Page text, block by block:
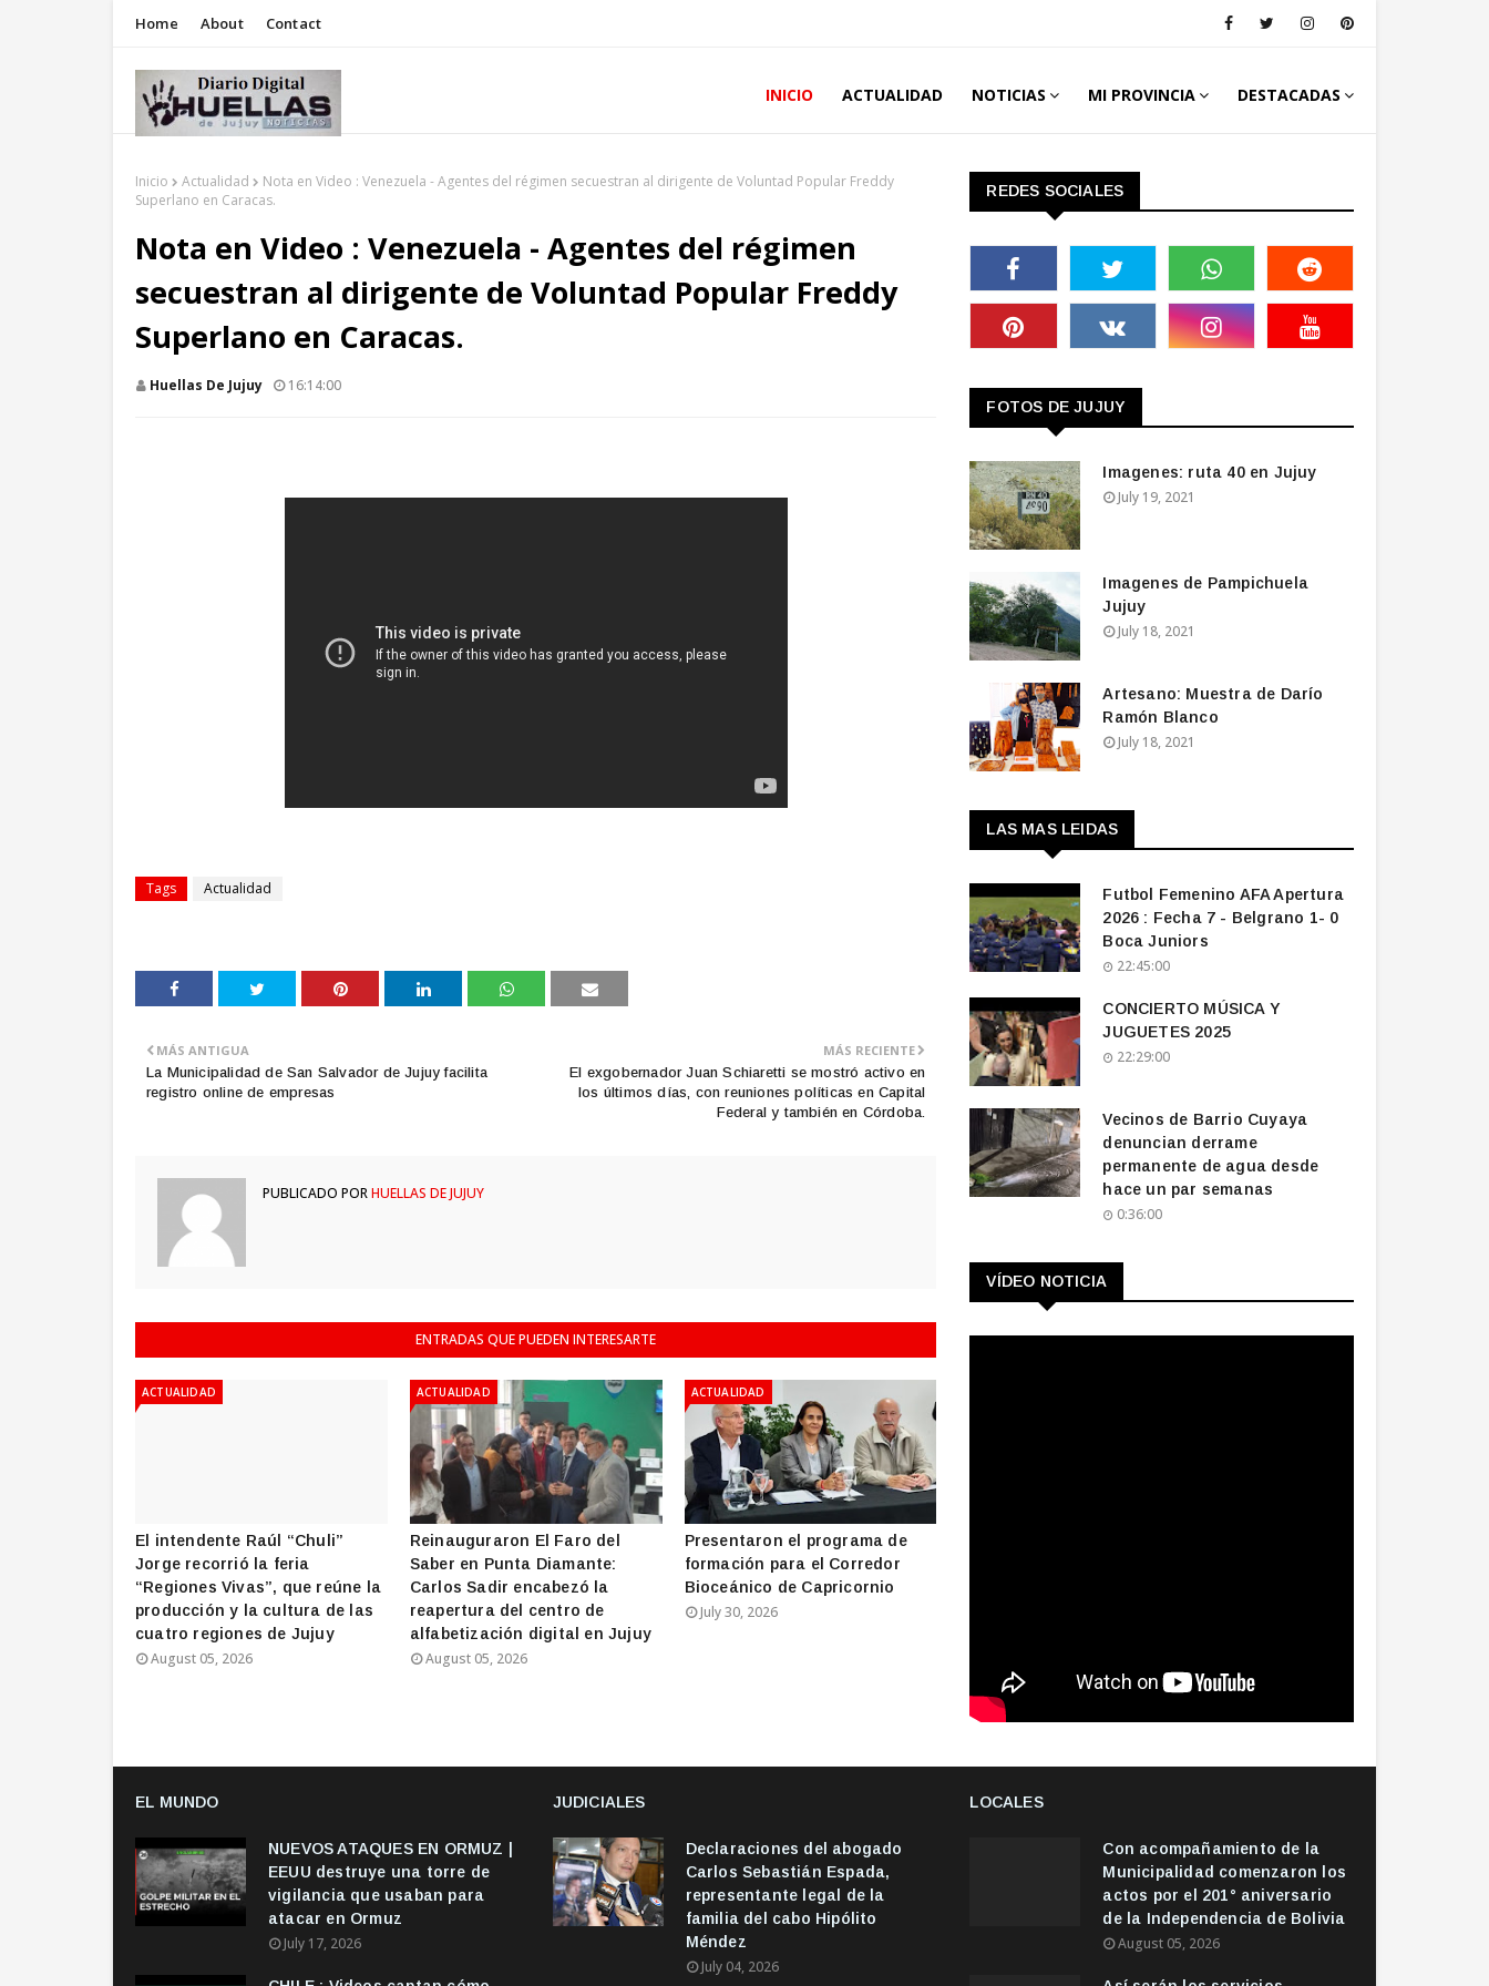
Home About Contact
INICIO ACTUALIDAD NOTICIAS MI PROVINCIA DESTACADAS
Inicio Actualidad
Nota en Video : Venezuela - Agentes del régimen secuestran al dirigente de Voluntad Popular Freddy
Superlano en Caracas.
Nota en Video : Venezuela - Agentes del régimen
secuestran al dirigente de Voluntad Popular Freddy
Superlano en Caracas.
Huellas De Jujuy 16:14:00
Tags Actualidad
MÁS RECIENTE
El exgobernador Juan Schiaretti se mostró activo en
los últimos días, con reuniones políticas en Capital
Federal y también en Córdoba.
MÁS ANTIGUA
La Municipalidad de San Salvador de Jujuy facilita
registro online de empresas
PUBLICADO PORHUELLAS DE JUJUY
ENTRADAS QUE PUEDEN INTERESARTE
ACTUALIDAD
El intendente Raúl “Chuli”
Jorge recorrió la feria
“Regiones Vivas”, que reúne la
producción y la cultura de las
cuatro regiones de Jujuy
August 05, 2026
ACTUALIDAD
Reinauguraron El Faro del
Saber en Punta Diamante:
Carlos Sadir encabezó la
reapertura del centro de
alfabetización digital en Jujuy
August 05, 2026
ACTUALIDAD
Presentaron el programa de
formación para el Corredor
Bioceánico de Capricornio
July 30, 2026
REDES SOCIALES
FOTOS DE JUJUY
Imagenes: ruta 40 en Jujuy
July 19, 2021
Imagenes de Pampichuela
Jujuy
July 18, 2021
Artesano: Muestra de Darío
Ramón Blanco
July 18, 2021
LAS MAS LEIDAS
Futbol Femenino AFA Apertura
2026 : Fecha 7 - Belgrano 1- 0
Boca Juniors
22:45:00
CONCIERTO MÚSICA Y
JUGUETES 2025
22:29:00
Vecinos de Barrio Cuyaya
denuncian derrame
permanente de agua desde
hace un par semanas
0:36:00
VÍDEO NOTICIA
EL MUNDO
NUEVOS ATAQUES EN ORMUZ |
EEUU destruye una torre de
vigilancia que usaban para
atacar en Ormuz
July 17, 2026
JUDICIALES
Declaraciones del abogado
Carlos Sebastián Espada,
representante legal de la
familia del cabo Hipólito
Méndez
July 04, 2026
LOCALES
Con acompañamiento de la
Municipalidad comenzaron los
actos por el 201° aniversario
de la Independencia de Bolivia
August 05, 2026